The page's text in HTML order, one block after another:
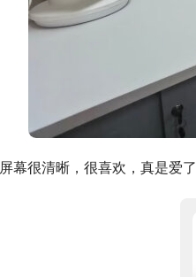
屏幕很清晰，很喜欢，真是爱了